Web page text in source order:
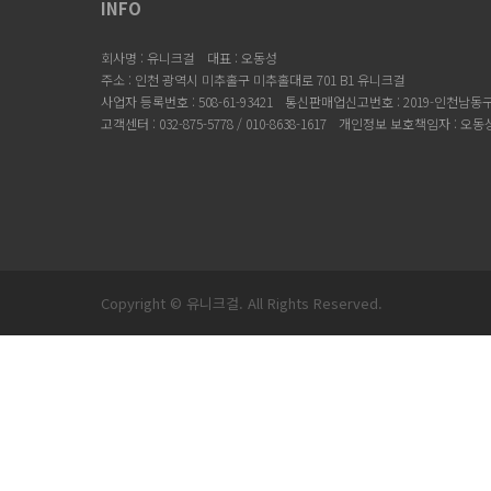
INFO
회사명 : 유니크걸
대표 : 오동성
주소 : 인천 광역시 미추홀구 미추홀대로 701 B1 유니크걸
사업자 등록번호 : 508-61-93421
통신판매업신고번호 : 2019-인천남동
고객센터 : 032-875-5778 / 010-8638-1617
개인정보 보호책임자 : 오동
Copyright © 유니크걸. All Rights Reserved.